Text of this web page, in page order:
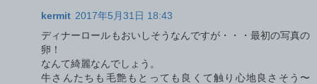
kermit 2017年5月31日 18:43
ディナーロールもおいしそうなんですが・・・最初の写真の
卵！
なんて綺麗なんでしょう。
牛さんたちも毛艶もとっても良くて触り心地良さそう〜